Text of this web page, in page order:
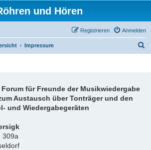
und Hören
Anmelden
Registrieren
Impressum
für Freunde der Musikwiedergabe
Austausch über Tonträger und den
und Wiedergabegeräten
309a